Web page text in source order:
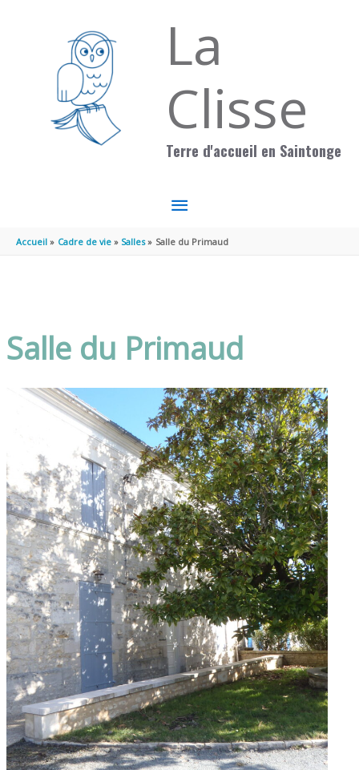
La
Clisse
Terre d'accueil en Saintonge
MENU
PRINCIPAL
Accueil Cadre de vie Salles Salle du Primaud
Salle du Primaud